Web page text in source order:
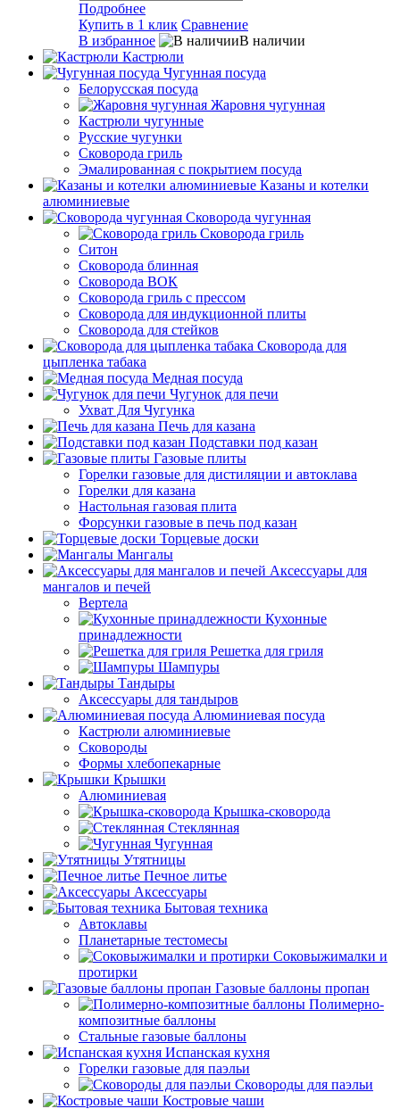
Подробнее
Купить в 1 клик Сравнение
В избранное
В наличии
Кастрюли
Чугунная посуда
Белорусская посуда
Жаровня чугунная
Кастрюли чугунные
Русские чугунки
Сковорода гриль
Эмалированная с покрытием посуда
Казаны и котелки
алюминиевые
Сковорода чугунная
Сковорода гриль
Ситон
Сковорода блинная
Сковорода ВОК
Сковорода гриль с прессом
Сковорода для индукционной плиты
Сковорода для стейков
Сковорода для
цыпленка табака
Медная посуда
Чугунок для печи
Ухват Для Чугунка
Печь для казана
Подставки под казан
Газовые плиты
Горелки газовые для дистиляции и автоклава
Горелки для казана
Настольная газовая плита
Форсунки газовые в печь под казан
Торцевые доски
Мангалы
Аксессуары для
мангалов и печей
Вертела
Кухонные
принадлежности
Решетка для гриля
Шампуры
Тандыры
Аксессуары для тандыров
Алюминиевая посуда
Кастрюли алюминиевые
Сковороды
Формы хлебопекарные
Крышки
Алюминиевая
Крышка-сковорода
Стеклянная
Чугунная
Утятницы
Печное литье
Аксессуары
Бытовая техника
Автоклавы
Планетарные тестомесы
Соковыжималки и
протирки
Газовые баллоны пропан
Полимерно-
композитные баллоны
Стальные газовые баллоны
Испанская кухня
Горелки газовые для паэльи
Сковороды для паэльи
Костровые чаши